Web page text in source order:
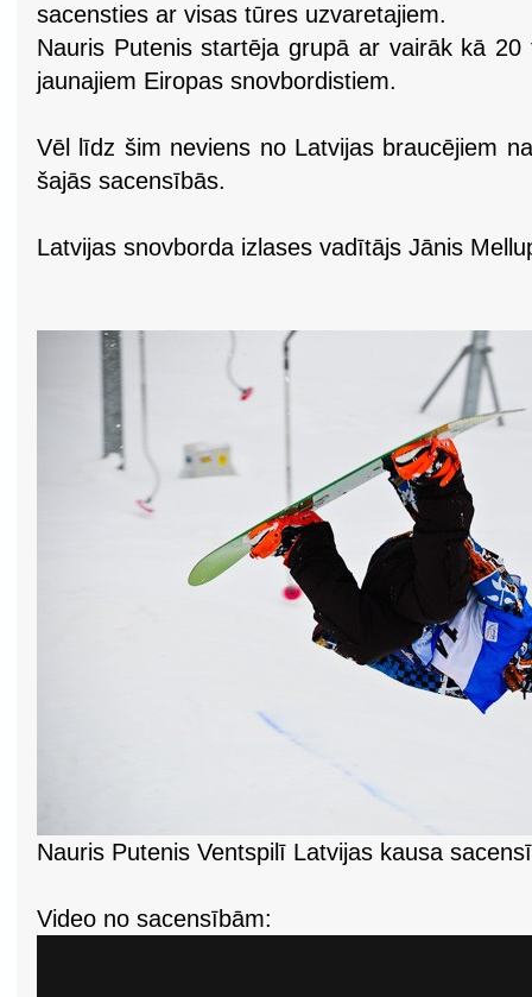
sacensties ar visas tūres uzvaretajiem.
Nauris Putenis startēja grupā ar vairāk kā 20
jaunajiem Eiropas snovbordistiem.
Vēl līdz šim neviens no Latvijas braucējiem
šajās sacensībās.
Latvijas snovborda izlases vadītājs Jānis
Nauris Putenis Ventspilī Latvijas kausa
Video no sacensībām: